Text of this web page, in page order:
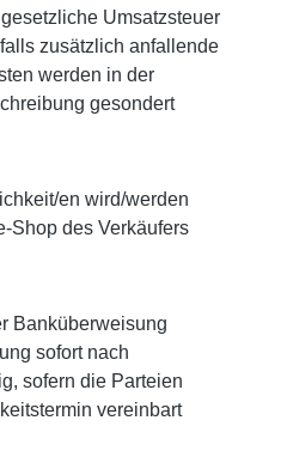
Umsatzsteuer
zusätzlich anfallende
werden in der
gesondert
en wird/werden
Shop des Verkäufers
Banküberweisung
sofort nach
sofern die Parteien
vereinbart